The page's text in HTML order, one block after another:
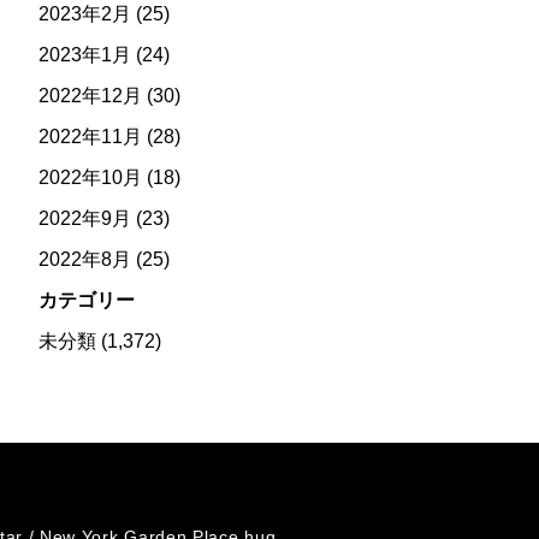
2023年2月 (25)
2023年1月 (24)
2022年12月 (30)
2022年11月 (28)
2022年10月 (18)
2022年9月 (23)
2022年8月 (25)
カテゴリー
未分類(1,372)